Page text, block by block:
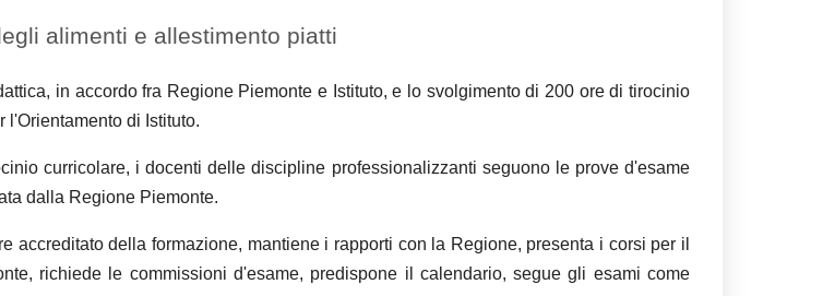
alimenti e allestimento piatti
in accordo fra Regione Piemonte e Istituto, e lo svolgimento di 200 ore di tirocinio
l'Orientamento di Istituto.
curricolare, i docenti delle discipline professionalizzanti seguono le prove d'esame
dalla Regione Piemonte.
accreditato della formazione, mantiene i rapporti con la Regione, presenta i corsi per il
richiede le commissioni d'esame, predispone il calendario, segue gli esami come